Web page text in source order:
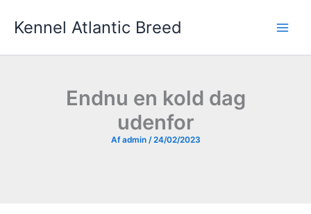
Kennel Atlantic Breed
Endnu en kold dag
udenfor
Afadmin /24/02/2023